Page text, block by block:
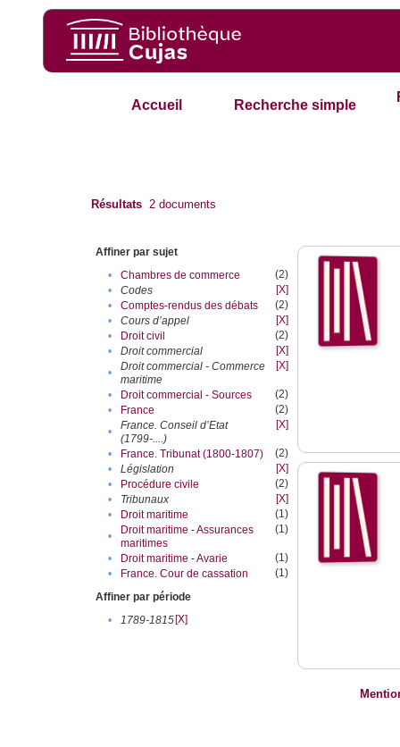
Accueil Recherche simple
Résultats 2 documents
Affiner par sujet
•
Chambres de commerce
(2)
•
Codes
[X]
•
Comptes-rendus des débats
(2)
•
Cours d’appel
[X]
•
Droit civil
(2)
•
Droit commercial
[X]
•
Droit commercial - Commerce
maritime
[X]
• Droit commercial - Sources
(2)
•
France
(2)
•
France. Conseil d’Etat
(1799-....)
[X]
• France. Tribunat (1800-1807)
(2)
•
Législation
[X]
•
Procédure civile
(2)
•
Tribunaux
[X]
•
Droit maritime
(1)
•
Droit maritime - Assurances
maritimes
(1)
• Droit maritime - Avarie
(1)
•
France. Cour de cassation
(1)
Affiner par période
•
1789-1815[X]